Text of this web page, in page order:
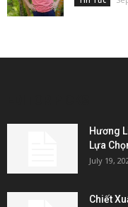
Hương
Lựa
July 19,
Chiết